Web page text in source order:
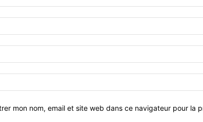
mon nom, email et site web dans ce navigateur pour la